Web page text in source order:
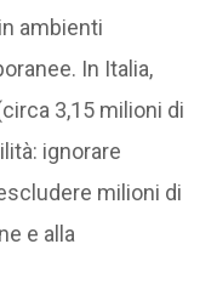
ambienti
In Italia,
3,15 milioni di
ignorare
milioni di
e alla